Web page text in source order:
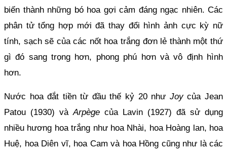
biến thành những bó hoa gợi cảm đáng ngạc nhiên. Các
phân tử tổng hợp mới đã thay đổi hình ảnh cực kỳ nữ
tính, sạch sẽ của các nốt hoa trắng đơn lẻ thành một thứ
gì đó sang trọng hơn, phong phú hơn và vô định hình
hơn.
Nước hoa đắt tiền từ đầu thế kỷ 20 như Joy của Jean
Patou (1930) và Arpège của Lavin (1927) đã sử dụng
nhiều hương hoa trắng như hoa Nhài, hoa Hoàng lan, hoa
Huệ, hoa Diên vĩ, hoa Cam và hoa Hồng cũng như là các